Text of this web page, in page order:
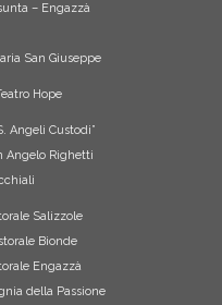
– Engazzà
San Giuseppe
Hope
Angeli Custodi”
Angelo Righetti
Salizzole
Bionde
Engazzà
della Passione